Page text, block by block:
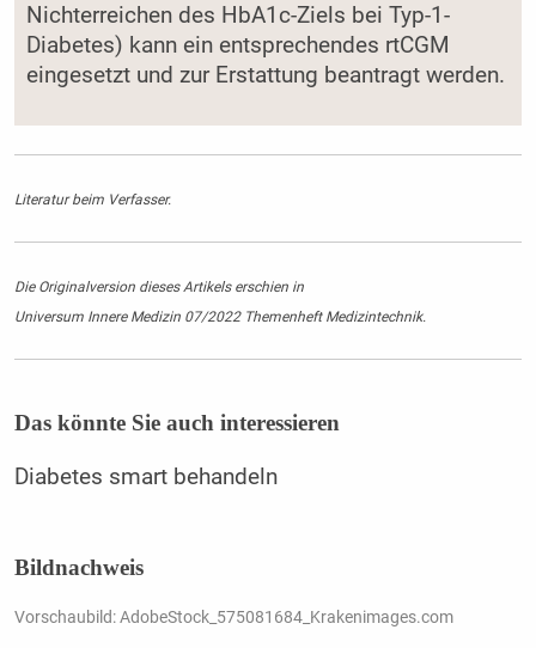
Nichterreichen des HbA1c-Ziels bei Typ-1-
Diabetes) kann ein entsprechendes rtCGM
eingesetzt und zur Erstattung beantragt werden.
Literatur beim Verfasser.
Die Originalversion dieses Artikels erschien in
Universum Innere Medizin 07/2022 Themenheft Medizintechnik.
Das könnte Sie auch interessieren
Diabetes smart behandeln
Bildnachweis
Vorschaubild: AdobeStock_575081684_Krakenimages.com